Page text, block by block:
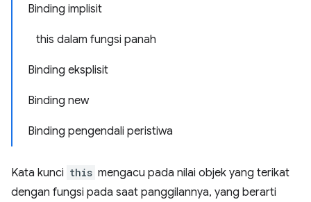
Binding implisit
this dalam fungsi panah
Binding eksplisit
Binding new
Binding pengendali peristiwa
Kata kunci this mengacu pada nilai objek yang terikat
dengan fungsi pada saat panggilannya, yang berarti